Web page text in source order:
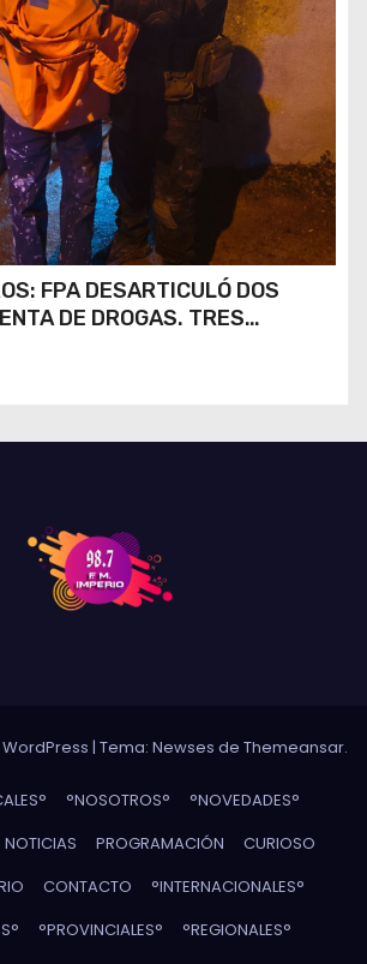
FPA DESARTICULÓ DOS
DE DROGAS. TRES
| Tema: Newses de Themeansar.
°NOSOTROS°
°NOVEDADES°
NOTICIAS PROGRAMACIÓN
CURIOSO
CONTACTO
°INTERNACIONALES°
°PROVINCIALES° °REGIONALES°